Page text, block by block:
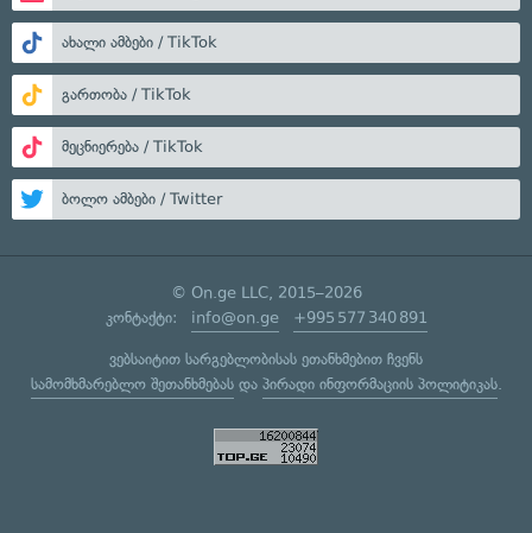
ახალი ამბები / TikTok
გართობა / TikTok
მეცნიერება / TikTok
ბოლო ამბები / Twitter
© On.ge LLC, 2015–2026
კონტაქტი: info@on.ge +995 577 340 891
ვებსაიტით სარგებლობისას ეთანხმებით ჩვენს
სამომხმარებლო შეთანხმებასდა პირადი ინფორმაციის პოლიტიკას.